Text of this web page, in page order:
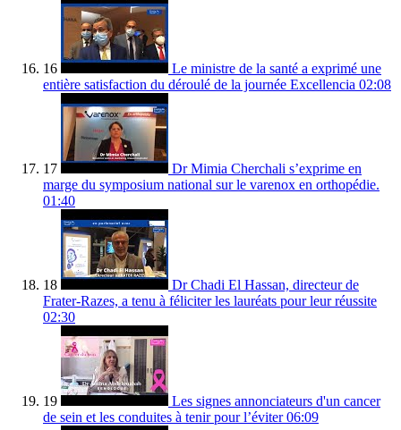
16
Le ministre de la santé a exprimé une
entière satisfaction du déroulé de la journée Excellencia 02:08
17
Dr Mimia Cherchali s’exprime en
marge du symposium national sur le varenox en orthopédie.
01:40
18
Dr Chadi El Hassan, directeur de
Frater-Razes, a tenu à féliciter les lauréats pour leur réussite
02:30
19
Les signes annonciateurs d'un cancer
de sein et les conduites à tenir pour l’éviter 06:09